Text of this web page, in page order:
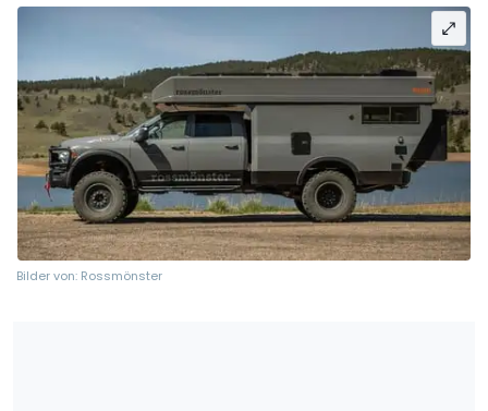
Bilder von: Rossmönster